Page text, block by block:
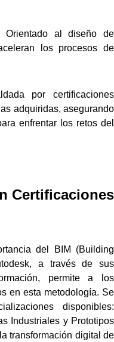
Orientado al diseño de
los procesos de
por certificaciones
adquiridas, asegurando
enfrentar los retos del
Certificaciones
del BIM (Building
a través de sus
permite a los
en esta metodología. Se
disponibles:
Industriales y Prototipos
transformación digital de